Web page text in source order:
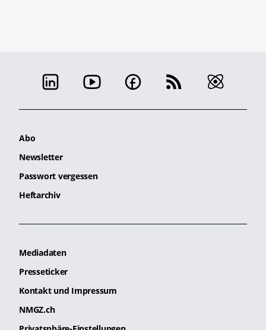
Abo
Newsletter
Passwort vergessen
Heftarchiv
Mediadaten
Presseticker
Kontakt und Impressum
NMGZ.ch